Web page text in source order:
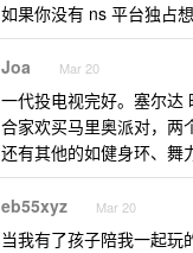
如果你没有 ns 平台独占
Joa Mar 20
一代投电视完好。塞尔达
合家欢买马里奥派对，两
还有其他的如健身环、舞
eb55xyz Mar 20
当我有了孩子陪我一起玩